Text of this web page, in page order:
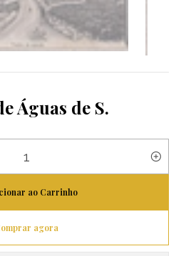
Águas de S.
ao Carrinho
agora